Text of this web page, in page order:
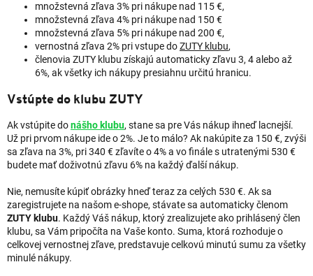
množstevná zľava 3% pri nákupe nad 115 €,
množstevná zľava 4% pri nákupe nad 150 €
množstevná zľava 5% pri nákupe nad 200 €,
vernostná zľava 2% pri vstupe doZUTY klubu,
členovia ZUTY klubu získajú automaticky zľavu 3, 4 alebo až
6%, ak všetky ich nákupy presiahnu určitú hranicu.
Vstúpte do klubu ZUTY
Ak vstúpite donášho klubu, stane sa pre Vás nákup ihneď lacnejší.
Už pri prvom nákupe ide o 2%. Je to málo? Ak nakúpite za 150 €, zvýši
sa zľava na 3%, pri 340 € zľavíte o 4% a vo finále s utratenými 530 €
budete mať doživotnú zľavu 6% na každý ďalší nákup.
Nie, nemusíte kúpiť obrázky hneď teraz za celých 530 €. Ak sa
zaregistrujete na našom e-shope, stávate sa automaticky členom
ZUTY klubu. Každý Váš nákup, ktorý zrealizujete ako prihlásený člen
klubu, sa Vám pripočíta na Vaše konto. Suma, ktorá rozhoduje o
celkovej vernostnej zľave, predstavuje celkovú minutú sumu za všetky
minulé nákupy.